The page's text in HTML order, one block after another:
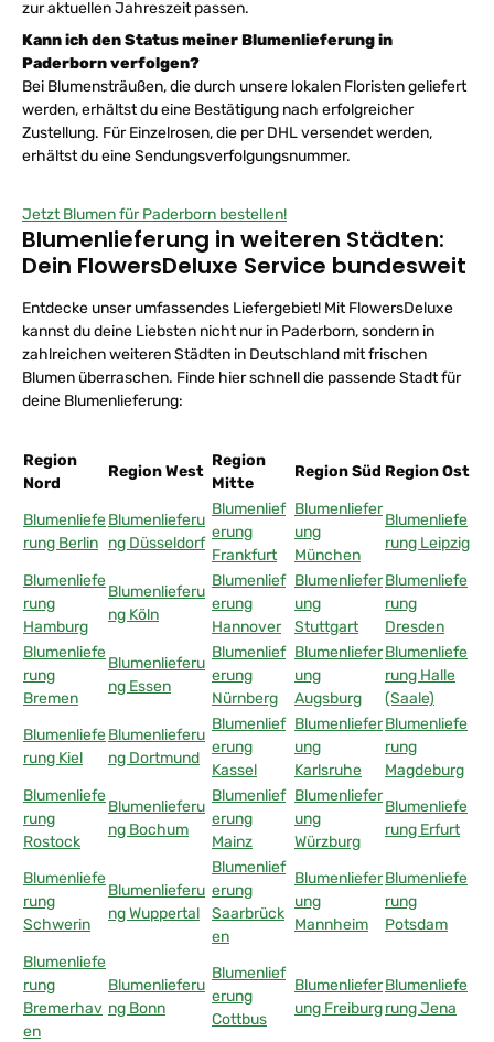
zur aktuellen Jahreszeit passen.
Kann ich den Status meiner Blumenlieferung in
Paderborn verfolgen?
Bei Blumensträußen, die durch unsere lokalen Floristen geliefert
werden, erhältst du eine Bestätigung nach erfolgreicher
Zustellung. Für Einzelrosen, die per DHL versendet werden,
erhältst du eine Sendungsverfolgungsnummer.
Jetzt Blumen für Paderborn bestellen!
Blumenlieferung in weiteren Städten:
Dein FlowersDeluxe Service bundesweit
Entdecke unser umfassendes Liefergebiet! Mit FlowersDeluxe
kannst du deine Liebsten nicht nur in Paderborn, sondern in
zahlreichen weiteren Städten in Deutschland mit frischen
Blumen überraschen. Finde hier schnell die passende Stadt für
deine Blumenlieferung:
Region
Nord
Region West
Region
Mitte
Region Süd Region Ost
Blumenliefe
rung Berlin
Blumenlieferu
ng Düsseldorf
Blumenlief
erung
Frankfurt
Blumenliefer
ung
München
Blumenliefe
rung Leipzig
Blumenliefe
rung
Hamburg
Blumenlieferu
ng Köln
Blumenlief
erung
Hannover
Blumenliefer
ung
Stuttgart
Blumenliefe
rung
Dresden
Blumenliefe
rung
Bremen
Blumenlieferu
ng Essen
Blumenlief
erung
Nürnberg
Blumenliefer
ung
Augsburg
Blumenliefe
rung Halle
(Saale)
Blumenliefe
rung Kiel
Blumenlieferu
ng Dortmund
Blumenlief
erung
Kassel
Blumenliefer
ung
Karlsruhe
Blumenliefe
rung
Magdeburg
Blumenliefe
rung
Rostock
Blumenlieferu
ng Bochum
Blumenlief
erung
Mainz
Blumenliefer
ung
Würzburg
Blumenliefe
rung Erfurt
Blumenliefe
rung
Schwerin
Blumenlieferu
ng Wuppertal
Blumenlief
erung
Saarbrück
en
Blumenliefer
ung
Mannheim
Blumenliefe
rung
Potsdam
Blumenliefe
rung
Bremerhav
en
Blumenlieferu
ng Bonn
Blumenlief
erung
Cottbus
Blumenliefer
ung Freiburg
Blumenliefe
rung Jena